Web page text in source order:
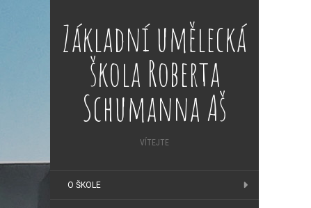
Základní umělecká
škola Roberta
Schumanna Aš
VÍTEJTE
O ŠKOLE